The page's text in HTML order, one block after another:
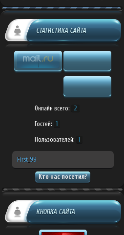
СТАТИСТИКА САЙТА
Онлайн всего: 2
Гостей: 1
Пользователей: 1
First_99
Кто нас посетил?
КНОПКА САЙТА